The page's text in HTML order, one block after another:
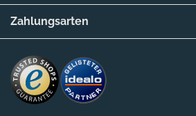
Zahlungsarten